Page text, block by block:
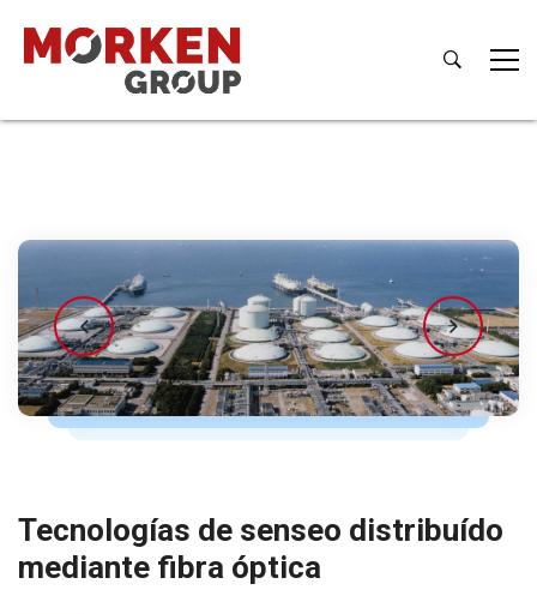
Tecnologías de senseo distribuído
mediante fibra óptica